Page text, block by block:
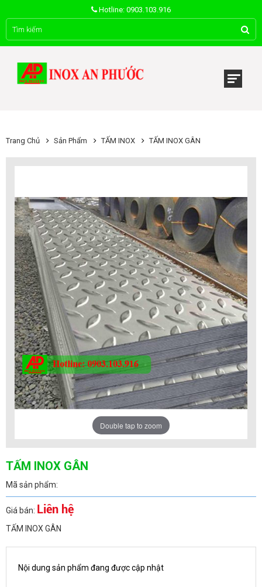
Hotline: 0903.103.916
Trang Chủ Sản Phẩm TẤM INOX TẤM INOX GÂN
Double tap to zoom
TẤM INOX GÂN
Mã sản phẩm:
Giá bán: Liên hệ
TẤM INOX GÂN
Nội dung sản phẩm đang được cập nhật